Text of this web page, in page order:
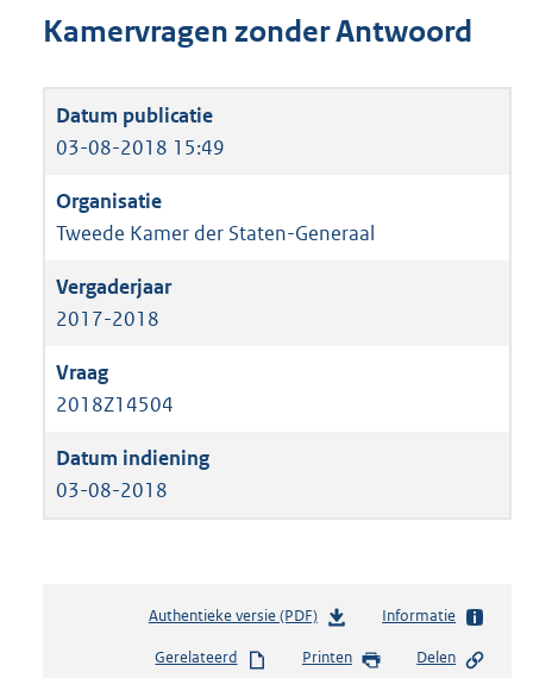
Kamervragen zonder Antwoord
03-08-2018 15:49
Tweede Kamer der Staten-Generaal
2017-2018
2018Z14504
03-08-2018
Authentieke versie (PDF)b
s
Informatie
Gerelateerd Printen Delen